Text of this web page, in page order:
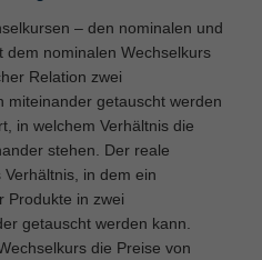
– den nominalen und
dem nominalen Wechselkurs
Relation zwei
miteinander getauscht werden
in welchem Verhältnis die
stehen. Der reale
in dem ein
Produkte in zwei
getauscht werden kann.
die Preise von